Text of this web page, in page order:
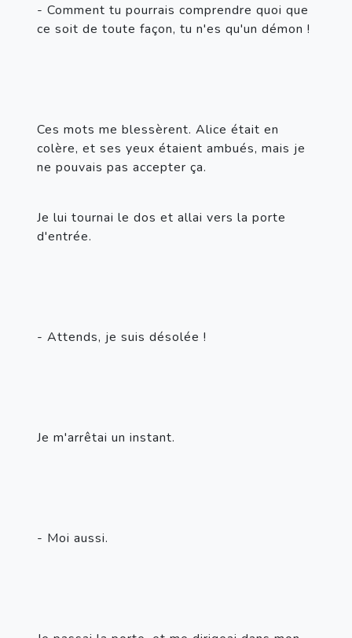
- Comment tu pourrais comprendre quoi que
ce soit de toute façon, tu n'es qu'un démon !
Ces mots me blessèrent. Alice était en
colère, et ses yeux étaient ambués, mais je
ne pouvais pas accepter ça.
Je lui tournai le dos et allai vers la porte
d'entrée.
- Attends, je suis désolée !
Je m'arrêtai un instant.
- Moi aussi.